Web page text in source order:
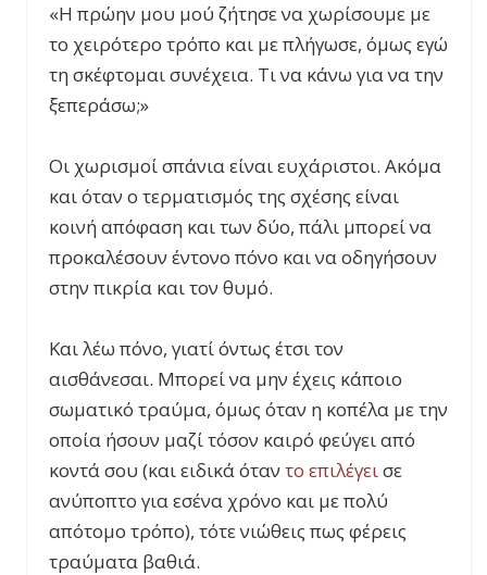
«Η πρώην μου μού ζήτησε να χωρίσουμε με
το χειρότερο τρόπο και με πλήγωσε, όμως εγώ
τη σκέφτομαι συνέχεια. Τι να κάνω για να την
ξεπεράσω;»
Οι χωρισμοί σπάνια είναι ευχάριστοι. Ακόμα
και όταν ο τερματισμός της σχέσης είναι
κοινή απόφαση και των δύο, πάλι μπορεί να
προκαλέσουν έντονο πόνο και να οδηγήσουν
στην πικρία και τον θυμό.
Και λέω πόνο, γιατί όντως έτσι τον
αισθάνεσαι. Μπορεί να μην έχεις κάποιο
σωματικό τραύμα, όμως όταν η κοπέλα με την
οποία ήσουν μαζί τόσον καιρό φεύγει από
κοντά σου (και ειδικά όταν το επιλέγεισε
ανύποπτο για εσένα χρόνο και με πολύ
απότομο τρόπο), τότε νιώθεις πως φέρεις
τραύματα βαθιά.